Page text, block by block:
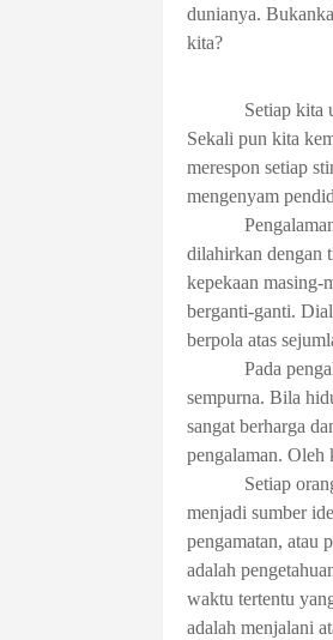
dunianya.
kita?
Setiap kita
Sekali pun kita
merespon setiap
mengenyam
dilahirkan dengan
kepekaan masing-
berganti-ganti.
berpola atas
Pada
sempurna. Bila
sangat berharga
pengalaman. Oleh
Setiap
menjadi sumber
pengamatan, atau
adalah p
waktu tertentu
adalah menjalani